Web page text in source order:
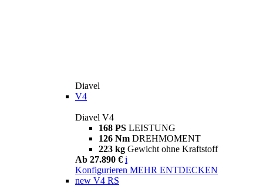
Diavel
V4
Diavel V4
168 PS LEISTUNG
126 Nm DREHMOMENT
223 kg Gewicht ohne Kraftstoff
Ab 27.890 € i
Konfigurieren MEHR ENTDECKEN
new V4 RS